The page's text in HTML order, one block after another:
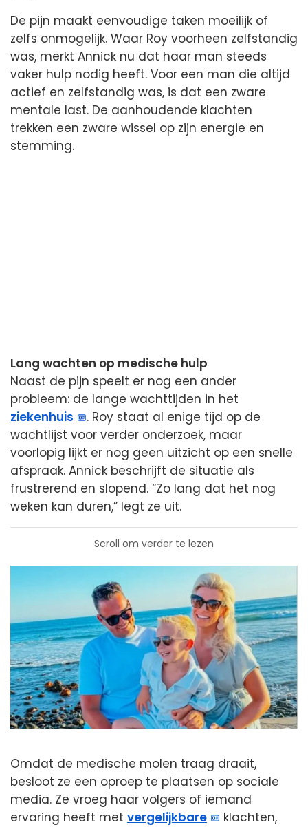
De pijn maakt eenvoudige taken moeilijk of
zelfs onmogelijk. Waar Roy voorheen zelfstandig
was, merkt Annick nu dat haar man steeds
vaker hulp nodig heeft. Voor een man die altijd
actief en zelfstandig was, is dat een zware
mentale last. De aanhoudende klachten
trekken een zware wissel op zijn energie en
stemming.
Lang wachten op medische hulp
Naast de pijn speelt er nog een ander
probleem: de lange wachttijden in het
ziekenhuis
. Roy staat al enige tijd op de
wachtlijst voor verder onderzoek, maar
voorlopig lijkt er nog geen uitzicht op een snelle
afspraak. Annick beschrijft de situatie als
frustrerend en slopend. “Zo lang dat het nog
weken kan duren,” legt ze uit.
Scroll om verder te lezen
Omdat de medische molen traag draait,
besloot ze een oproep te plaatsen op sociale
media. Ze vroeg haar volgers of iemand
ervaring heeft met vergelijkbare klachten,